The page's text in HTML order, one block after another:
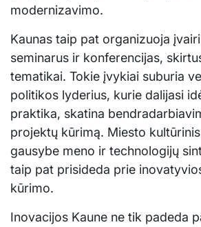
modernizavimo.
Kaunas taip pat organizuoja
seminarus ir konferencijas,
tematikai. Tokie įvykiai suburia
politikos lyderius, kurie dalijasi
praktika, skatina
projektų kūrimą. Miesto
gausybe meno ir technologijų
taip pat prisideda prie
kūrimo.
Inovacijos Kaune ne tik padeda